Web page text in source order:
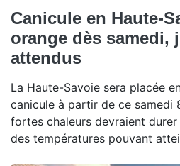
Canicule en Haute-
orange dès samedi,
attendus
La Haute-Savoie sera placée
canicule à partir de ce samedi
fortes chaleurs devraient
des températures pouvant